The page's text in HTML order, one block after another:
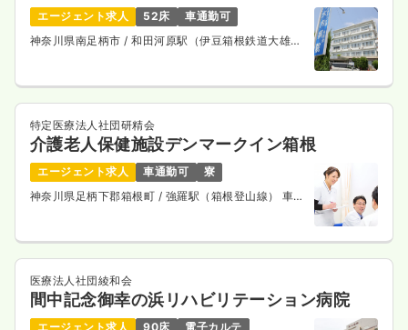
エージェント求人 52床
車通勤可
神奈川県南足柄市 / 和田河原駅（伊豆箱根鉄道大雄山
特定医療法人社団研精会
介護老人保健施設デンマークイン箱根
エージェント求人 車通勤可
寮
神奈川県足柄下郡箱根町 / 強羅駅（箱根登山線） 車9
医療法人社団綾和会
間中記念御幸の浜リハビリテーション病院
エージェント求人 90床 電子カルテ